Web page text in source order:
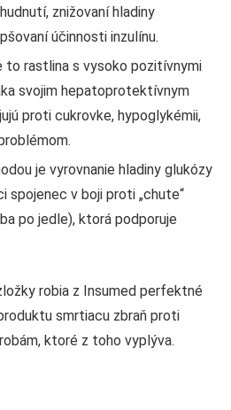
znižovaní hladiny
účinnosti inzulínu.
to rastlina s vysoko pozitívnymi
svojim hepatoprotektívnym
proti cukrovke, hypoglykémii,
je vyrovnanie hladiny glukózy
spojenec v boji proti „chute“
po jedle), ktorá podporuje
robia z Insumed perfektné
smrtiacu zbraň proti
ktoré z toho vyplýva.